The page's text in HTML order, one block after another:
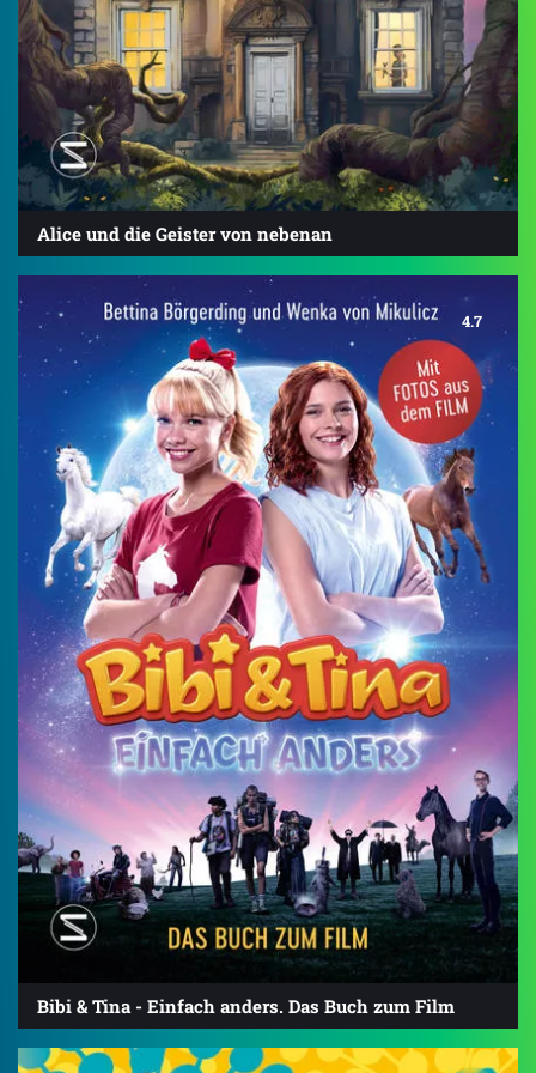
Alice und die Geister von nebenan
4.7
Bibi & Tina - Einfach anders. Das Buch zum Film